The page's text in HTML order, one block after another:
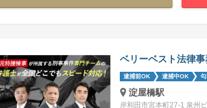
ベリーベスト法律
逮捕前OK 逮捕中OK
淀屋橋駅
岸和田市宮本町27-1 泉州